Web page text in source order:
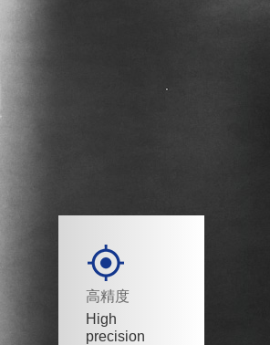
高精度
High
precision